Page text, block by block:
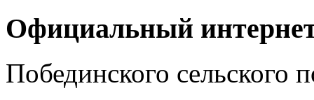
Официальный
Побединского сельского